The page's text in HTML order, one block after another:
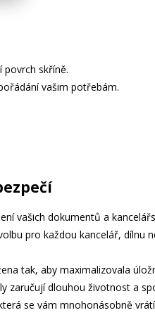
povrch skříně.
vašim potřebám.
vašich dokumentů a
pro každou kancelář, dílnu
tak, aby maximalizovala
zaručují dlouhou životnost a
se vám mnohonásobně